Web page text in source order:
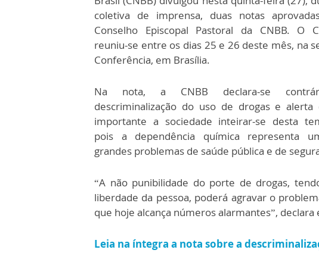
coletiva de imprensa, duas notas
Conselho Episcopal Pastoral da CNBB. O
reuniu-se entre os dias 25 e 26 deste mês, na
Conferência, em Brasília.
Na nota, a CNBB declara-se
descriminalização do uso de drogas e alerta
importante a sociedade inteirar-se desta
pois a dependência química representa
grandes problemas de saúde pública e de
“A não punibilidade do porte de drogas,
liberdade da pessoa, poderá agravar o
que hoje alcança números alarmantes”, declara
Leia na íntegra a nota sobre a